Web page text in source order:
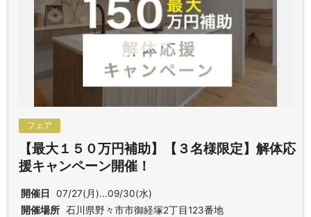
フェア
【最大１５０万円補助】【３名様限定】解体応
援キャンペーン開催！
開催日
07/27(月)...09/30(水)
開催場所 石川県野々市市御経塚2丁目123番地